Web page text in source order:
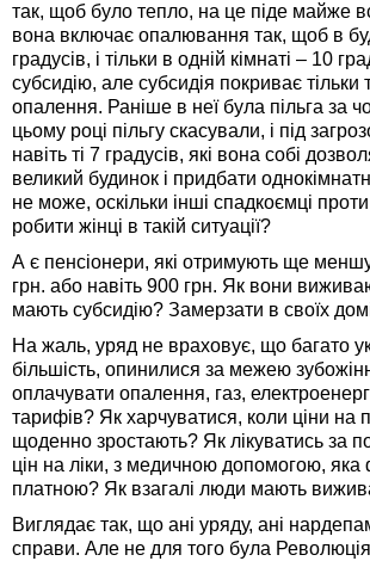
так, щоб було тепло, на це піде майже
вона включає опалювання так, щоб в
градусів, і тільки в одній кімнаті – 10
субсидію, але субсидія покриває тільки
опалення. Раніше в неї була пільга за
цьому році пільгу скасували, і під
навіть ті 7 градусів, які вона собі
великий будинок і придбати
не може, оскільки інші спадкоємці
робити жінці в такій ситуації?
А є пенсіонери, які отримують ще
грн. або навіть 900 грн. Як вони
мають субсидію? Замерзати в своїх
На жаль, уряд не враховує, що багато
більшість, опинилися за межею
оплачувати опалення, газ,
тарифів? Як харчуватися, коли ціни на
щоденно зростають? Як лікуватись за
цін на ліки, з медичною допомогою, яка
платною? Як взагалі люди мають
Виглядає так, що ані уряду, ані
справи. Але не для того була Революція